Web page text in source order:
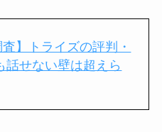
】トライズの評判・
話せない壁は超えら